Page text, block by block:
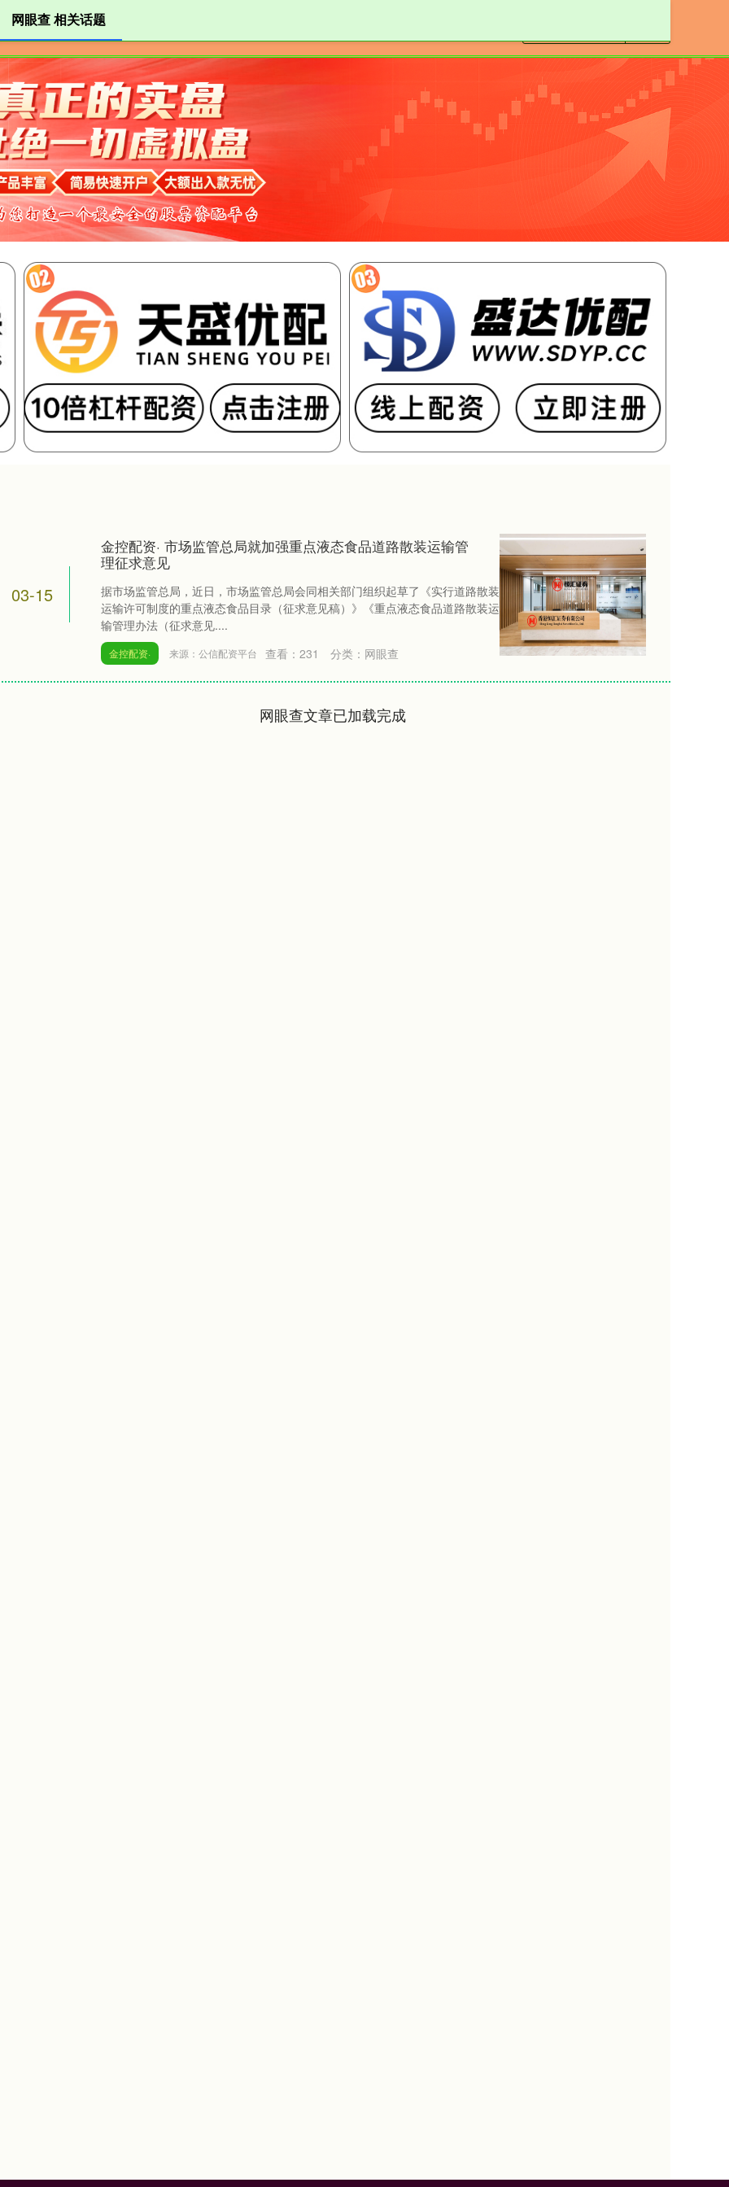
查 股票网app
网眼查 相关话题
03-15
金控配资· 市场监管总局就加强重点液态食品道路散装运输管
理征求意见
据市场监管总局，近日，市场监管总局会同相关部门组织起草了《实行道路散装
运输许可制度的重点液态食品目录（征求意见稿）》《重点液态食品道路散装运
输管理办法（征求意见....
金控配资· 来源：公信配资平台 查看： 231 分类： 网眼查
网眼查文章已加载完成